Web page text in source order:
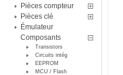
Pièces compteur
Pièces clé
Émulateur
Composants
Transistors
Circuits intég
EEPROM
MCU / Flash